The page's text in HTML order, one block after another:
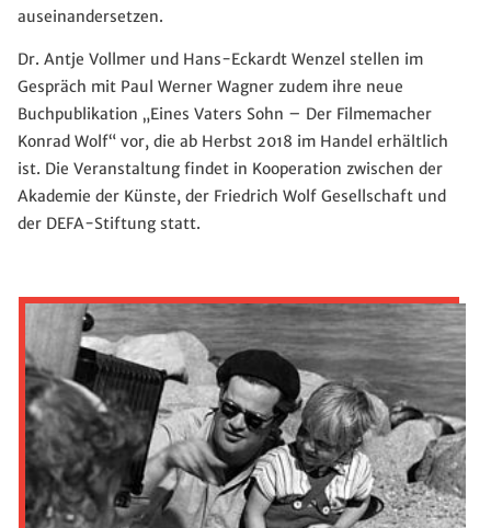
auseinandersetzen.
Dr. Antje Vollmer und Hans-Eckardt Wenzel stellen im
Gespräch mit Paul Werner Wagner zudem ihre neue
Buchpublikation „Eines Vaters Sohn – Der Filmemacher
Konrad Wolf“ vor, die ab Herbst 2018 im Handel erhältlich
ist. Die Veranstaltung findet in Kooperation zwischen der
Akademie der Künste, der Friedrich Wolf Gesellschaft und
der DEFA-Stiftung statt.